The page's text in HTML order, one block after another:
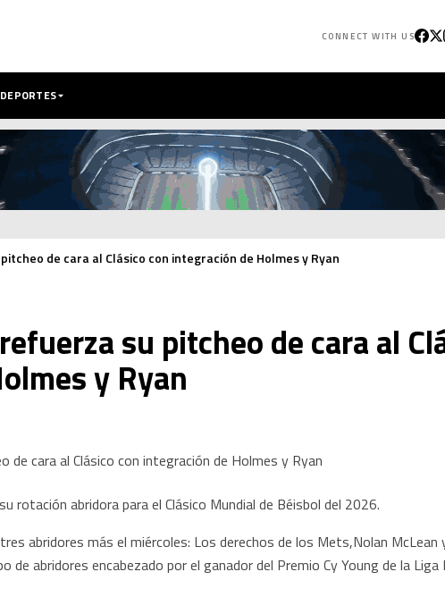
CONNECT WITH US
de cara al Clásico con integración de Holmes y Ryan
su pitcheo de cara al
y Ryan
rotación abridora para el Clásico Mundial de Béisbol del 2026.
abridores más el miércoles: Los derechos de los Mets,Nolan McLean
de abridores encabezado por el ganador del Premio Cy Young de la